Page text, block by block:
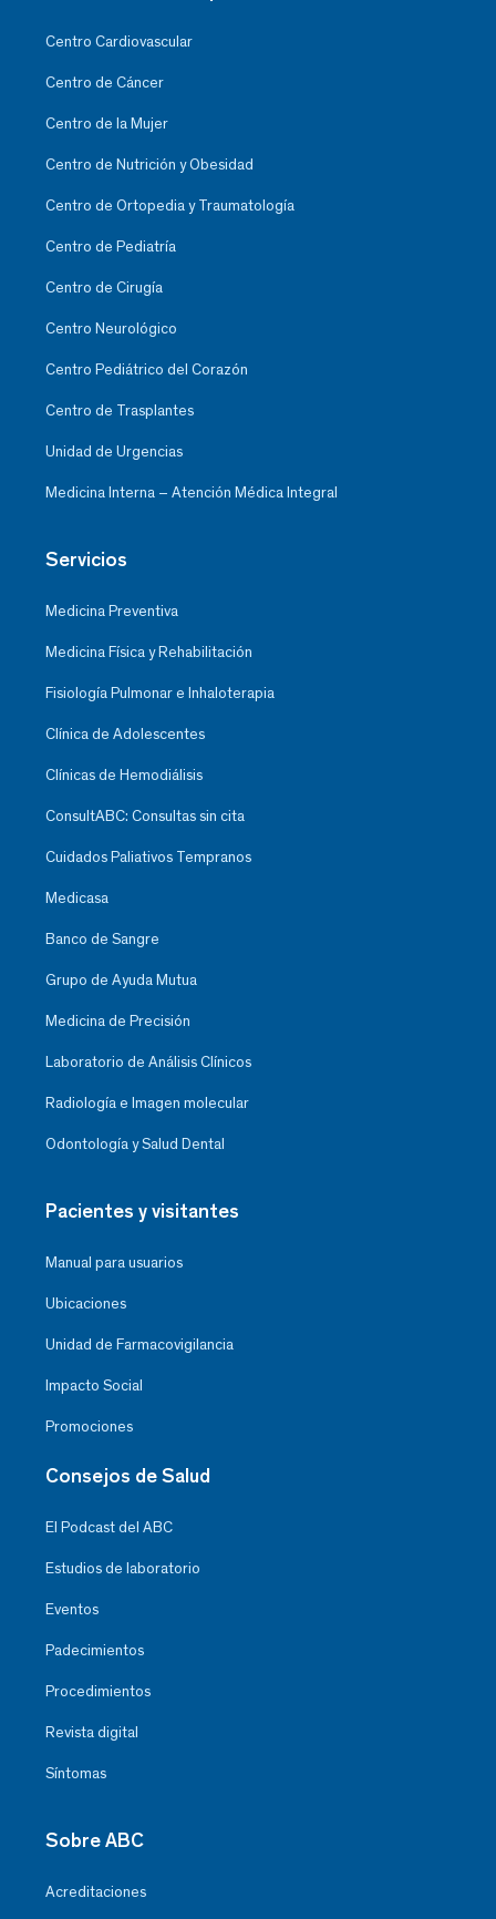
Centro Cardiovascular
Centro de Cáncer
Centro de la Mujer
Centro de Nutrición y Obesidad
Centro de Ortopedia y Traumatología
Centro de Pediatría
Centro de Cirugía
Centro Neurológico
Centro Pediátrico del Corazón
Centro de Trasplantes
Unidad de Urgencias
Medicina Interna – Atención Médica Integral
Servicios
Medicina Preventiva
Medicina Física y Rehabilitación
Fisiología Pulmonar e Inhaloterapia
Clínica de Adolescentes
Clínicas de Hemodiálisis
ConsultABC: Consultas sin cita
Cuidados Paliativos Tempranos
Medicasa
Banco de Sangre
Grupo de Ayuda Mutua
Medicina de Precisión
Laboratorio de Análisis Clínicos
Radiología e Imagen molecular
Odontología y Salud Dental
Pacientes y visitantes
Manual para usuarios
Ubicaciones
Unidad de Farmacovigilancia
Impacto Social
Promociones
Consejos de Salud
El Podcast del ABC
Estudios de laboratorio
Eventos
Padecimientos
Procedimientos
Revista digital
Síntomas
Sobre ABC
Acreditaciones